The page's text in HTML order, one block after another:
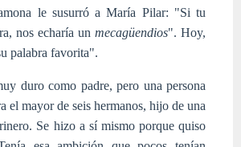
le susurró a María Pilar: "Si tu
nos echaría un mecagüendios". Hoy,
palabra favorita".
duro como padre, pero una persona
el mayor de seis hermanos, hijo de una
Se hizo a sí mismo porque quiso